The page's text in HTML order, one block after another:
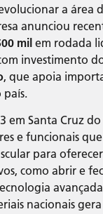
a área
anunciou
mil em rodada
investimento
, que apoia
em Santa Cruz
e funcionais
para
como abrir e
nacionais